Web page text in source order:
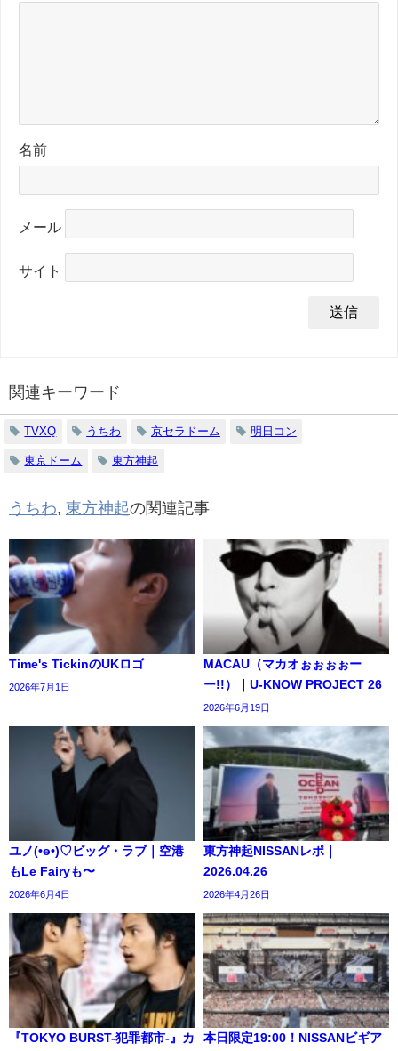
名前
メール
サイト
関連キーワード
TVXQ うちわ 京セラドーム 明日コン
東京ドーム 東方神起
うちわ, 東方神起の関連記事
Time's TickinのUKロゴ
2026年7月1日
MACAU（マカオぉぉぉぉー
ー!!）｜U-KNOW PROJECT 26
2026年6月19日
ユノ(•ө•)♡ビッグ・ラブ｜空港
もLe Fairyも〜
2026年6月4日
東方神起NISSANレポ｜
2026.04.26
2026年4月26日
『TOKYO BURST-犯罪都市-』カ 本日限定19:00！NISSANビギア